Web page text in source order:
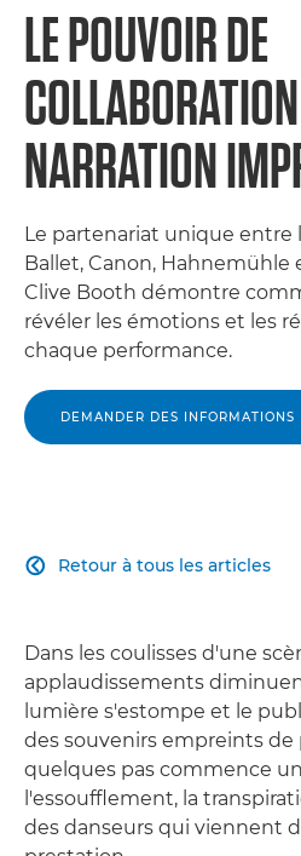
LE POUVOIR DE
NARRATION
Le partenariat unique entre
Ballet, Canon, Hahnemühle
Clive Booth démontre
révéler les émotions et les
chaque performance.
DEMANDER DES INFORMATIONS
Retour à tous les articles

Dans les coulisses d'une
applaudissements
lumière s'estompe et le
des souvenirs empreints de
quelques pas commence
l'essoufflement, la
des danseurs qui viennent